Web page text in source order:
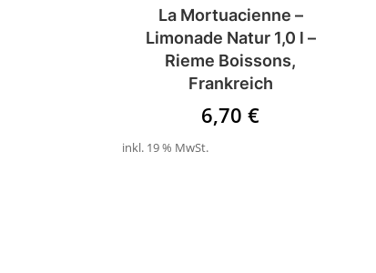
La Mortuacienne –
Limonade Natur 1,0 l –
Rieme Boissons,
Frankreich
6,70€
inkl. 19 % MwSt.